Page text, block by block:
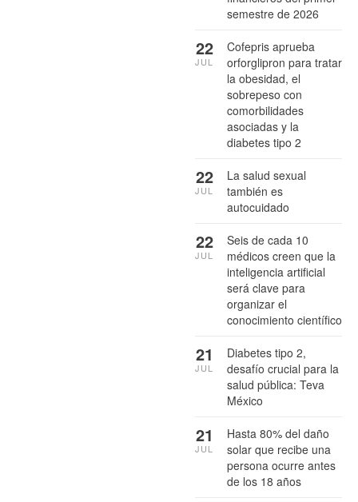
semestre de 2026
Cofepris aprueba
orforglipron para tratar
la obesidad, el
sobrepeso con
comorbilidades
asociadas y la
diabetes tipo 2
22
JUL
La salud sexual
también es
autocuidado
22
JUL
Seis de cada 10
médicos creen que la
inteligencia artificial
será clave para
organizar el
conocimiento científico
22
JUL
Diabetes tipo 2,
desafío crucial para la
salud pública: Teva
México
21
JUL
Hasta 80% del daño
solar que recibe una
persona ocurre antes
de los 18 años
21
JUL